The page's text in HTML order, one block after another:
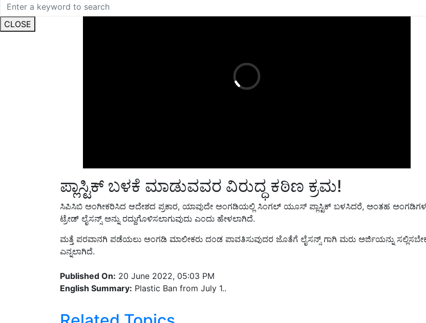
CLOSE
ಪ್ಲಾಸ್ಟಿಕ್ ಬಳಕೆ ಮಾಡುವವರ ವಿರುದ್ಧ ಕಠಿಣ ಕ್ರಮ!
ಸಿಪಿಸಿಬಿ ಅಂಗೀಕರಿಸಿದ ಆದೇಶದ ಪ್ರಕಾರ, ಯಾವುದೇ ಅಂಗಡಿಯಲ್ಲಿ ಸಿಂಗಲ್ ಯೂಸ್ ಪ್ಲಾಸ್ಟಿಕ್ ಬಳಸಿದರೆ, ಅಂತಹ ಅಂಗಡಿಗಳ
ಟ್ರೇಡ್ ಲೈಸನ್ಸ್ ಅನ್ನು ರದ್ದುಗೊಳಿಸಲಾಗುವುದು ಎಂದು ಹೇಳಲಾಗಿದೆ.
ಮತ್ತೆ ಪರವಾನಗಿ ಪಡೆಯಲು ಅಂಗಡಿ ಮಾಲೀಕರು ದಂಡ ಪಾವತಿಸುವುದರ ಜೊತೆಗೆ ಲೈಸನ್ಸ್ ಗಾಗಿ ಮರು ಅರ್ಜಿಯನ್ನು ಸಲ್ಲಿಸಬೇಕು
ಎನ್ನಲಾಗಿದೆ.
English Summary:Plastic Ban from July 1..
Related Topics